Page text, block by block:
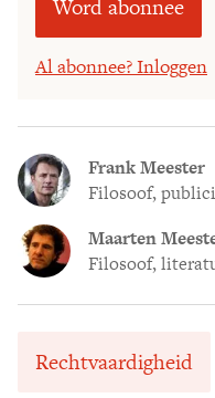
Word abonnee
Al abonnee? Inloggen
Frank Meester
Filosoof,
Maarten
Filosoof,
Rechtvaardigheid